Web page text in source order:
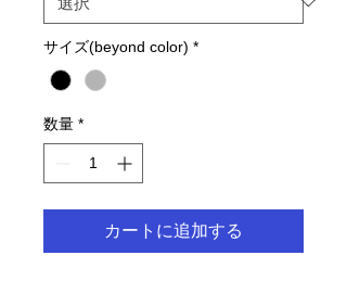
サイズ(beyond color) *
数量 *
カートに追加する